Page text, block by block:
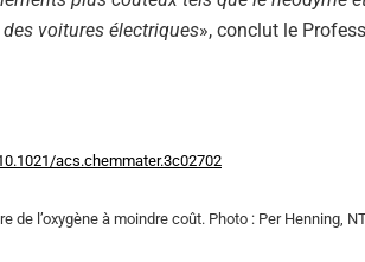
voitures électriques», conclut le
acs.chemmater.3c02702
l’oxygène à moindre coût. Photo : Per Henning,